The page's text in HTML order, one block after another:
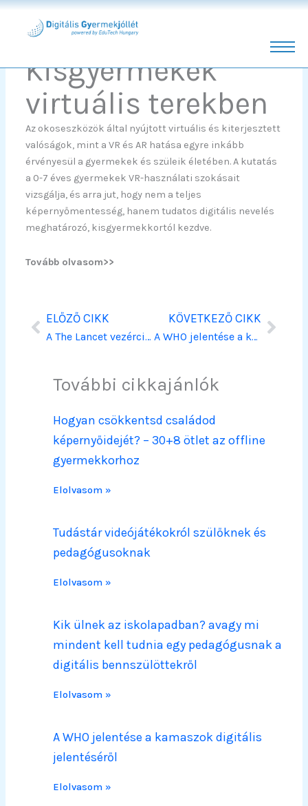
Skip
content
Kisgyermekek
virtuális terekben
Az okoseszközök által nyújtott virtuális és kiterjesztett
valóságok, mint a VR és AR hatása egyre inkább
érvényesül a gyermekek és szüleik életében. A kutatás
a 0-7 éves gyermekek VR-használati szokásait
vizsgálja, és arra jut, hogy nem a teljes
képernyőmentesség, hanem tudatos digitális nevelés
meghatározó, kisgyermekkortól kezdve.
Tovább olvasom>>
Prev
ELŐZŐ CIKK
A The Lancet vezércikke a fiatalok mentális egészsége és a közösségi média kapcsolatáról
KÖVETKEZŐ CIKK
A WHO jelentése a kamaszok digitális jelentéséről
Next
További cikkajánlók
Hogyan csökkentsd családod
képernyőidejét? – 30+8 ötlet az offline
gyermekkorhoz
Elolvasom »
Tudástár videójátékokról szülőknek és
pedagógusoknak
Elolvasom »
Kik ülnek az iskolapadban? avagy mi
mindent kell tudnia egy pedagógusnak a
digitális bennszülöttekről
Elolvasom »
A WHO jelentése a kamaszok digitális
jelentéséről
Elolvasom »